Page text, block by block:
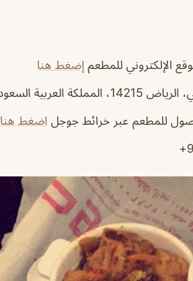
الإلكتروني للمطعم إضغط هنا
العربية السعودية
للمطعم عبر خرائط جوجل اضغط هنا